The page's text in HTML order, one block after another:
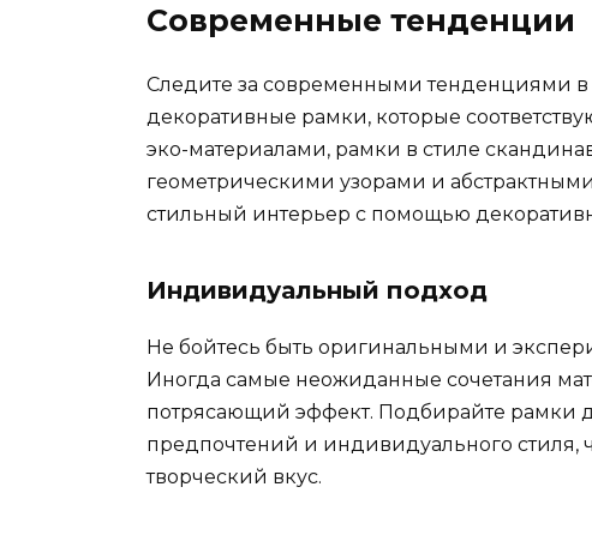
Современные тенденции
Следите за современными тенденциями
декоративные рамки, которые
эко-материалами, рамки в стиле
геометрическими узорами и
стильный интерьер с помощью
Индивидуальный подход
Не бойтесь быть оригинальными и
Иногда самые неожиданные сочетания
потрясающий эффект. Подбирайте рамки
предпочтений и индивидуального стиля,
творческий вкус.